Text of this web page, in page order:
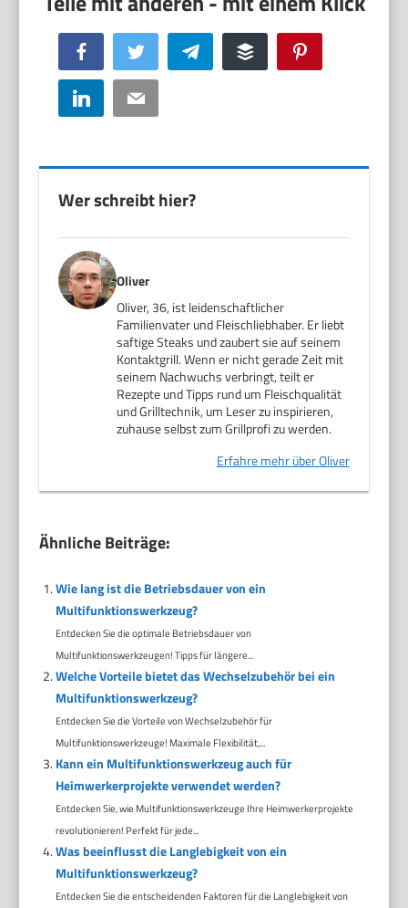
Facebook Twitter Telegram Buffer
LinkedIn Email
Wer schreibt hier?
Oliver
Oliver, 36, ist leidenschaftlicher
Familienvater und Fleischliebhaber. Er liebt
saftige Steaks und zaubert sie auf seinem
Kontaktgrill. Wenn er nicht gerade Zeit mit
seinem Nachwuchs verbringt, teilt er
Rezepte und Tipps rund um Fleischqualität
und Grilltechnik, um Leser zu inspirieren,
zuhause selbst zum Grillprofi zu werden.
Erfahre mehr über Oliver
Ähnliche Beiträge:
Wie lang ist die Betriebsdauer von ein
Multifunktionswerkzeug?
Entdecken Sie die optimale Betriebsdauer von
Multifunktionswerkzeugen! Tipps für längere...
Welche Vorteile bietet das Wechselzubehör bei ein
Multifunktionswerkzeug?
Entdecken Sie die Vorteile von Wechselzubehör für
Multifunktionswerkzeuge! Maximale Flexibilität,...
Kann ein Multifunktionswerkzeug auch für
Heimwerkerprojekte verwendet werden?
Entdecken Sie, wie Multifunktionswerkzeuge Ihre Heimwerkerprojekte
revolutionieren! Perfekt für jede...
Was beeinflusst die Langlebigkeit von ein
Multifunktionswerkzeug?
Entdecken Sie die entscheidenden Faktoren für die Langlebigkeit von